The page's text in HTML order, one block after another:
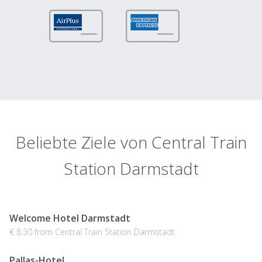
Beliebte Ziele von Central Train
Station Darmstadt
Welcome Hotel Darmstadt
€ 8.30 from Central Train Station Darmstadt